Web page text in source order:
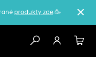
produkty zde.🥳